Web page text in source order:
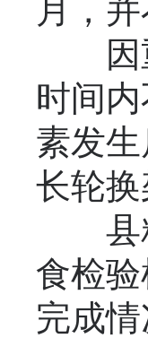
月，
因重
时间
素发
长轮
县粮
食检
完成